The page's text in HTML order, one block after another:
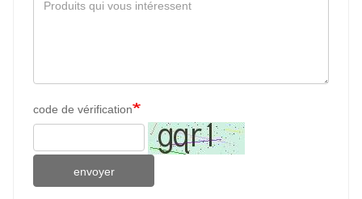
code de vérification
envoyer